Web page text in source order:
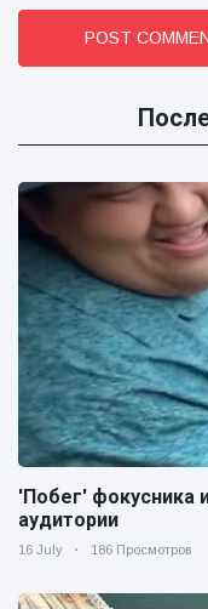
POST
'Побег' фокусника
аудитории
16 July 186 Просмотров